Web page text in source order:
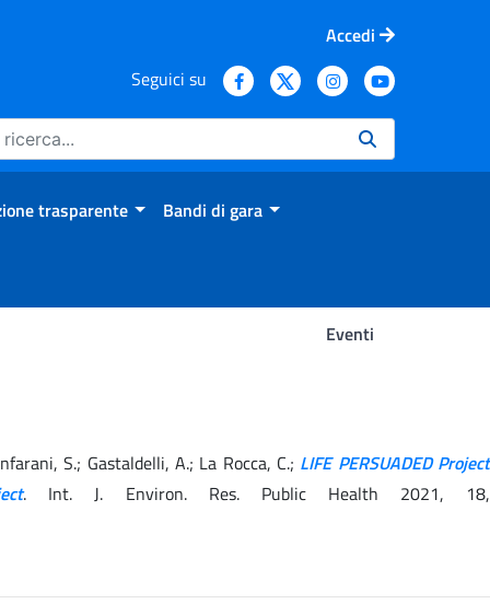
Accedi
Seguici su
trasparente Bandi di gara
Eventi
S.; Gastaldelli, A.; La Rocca, C.; LIFE PERSUADED Project
. Int. J. Environ. Res. Public Health 2021, 18,